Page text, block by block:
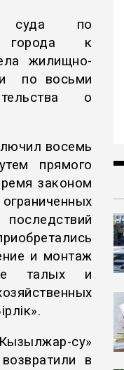
суда по
города к
жилищно-
по восьми
о
восемь
прямого
законом
и монтаж
талых и
су»
в